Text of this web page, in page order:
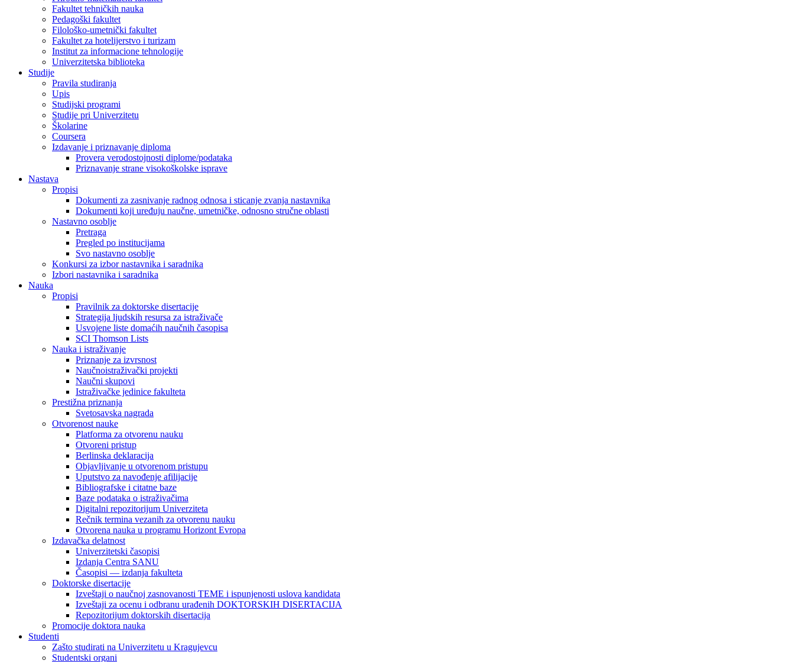
Fakultet tehničkih nauka
Pedagoški fakultet
Filološko-umetnički fakultet
Fakultet za hotelijerstvo i turizam
Institut za informacione tehnologije
Univerzitetska biblioteka
Studije
Pravila studiranja
Upis
Studijski programi
Studije pri Univerzitetu
Školarine
Coursera
Izdavanje i priznavanje diploma
Provera verodostojnosti diplome/podataka
Priznavanje strane visokoškolske isprave
Nastava
Propisi
Dokumenti za zasnivanje radnog odnosa i sticanje zvanja nastavnika
Dokumenti koji uređuju naučne, umetničke, odnosno stručne oblasti
Nastavno osoblje
Pretraga
Pregled po institucijama
Svo nastavno osoblje
Konkursi za izbor nastavnika i saradnika
Izbori nastavnika i saradnika
Nauka
Propisi
Pravilnik za doktorske disertacije
Strategija ljudskih resursa za istraživače
Usvojene liste domaćih naučnih časopisa
SCI Thomson Lists
Nauka i istraživanje
Priznanje za izvrsnost
Naučnoistraživački projekti
Naučni skupovi
Istraživačke jedinice fakulteta
Prestižna priznanja
Svetosavska nagrada
Otvorenost nauke
Platforma za otvorenu nauku
Otvoreni pristup
Berlinska deklaracija
Objavljivanje u otvorenom pristupu
Uputstvo za navođenje afilijacije
Bibliografske i citatne baze
Baze podataka o istraživačima
Digitalni repozitorijum Univerziteta
Rečnik termina vezanih za otvorenu nauku
Otvorena nauka u programu Horizont Evropa
Izdavačka delatnost
Univerzitetski časopisi
Izdanja Centra SANU
Časopisi — izdanja fakulteta
Doktorske disertacije
Izveštaji o naučnoj zasnovanosti TEME i ispunjenosti uslova kandidata
Izveštaji za ocenu i odbranu urađenih DOKTORSKIH DISERTACIJA
Repozitorijum doktorskih disertacija
Promocije doktora nauka
Studenti
Zašto studirati na Univerzitetu u Kragujevcu
Studentski organi